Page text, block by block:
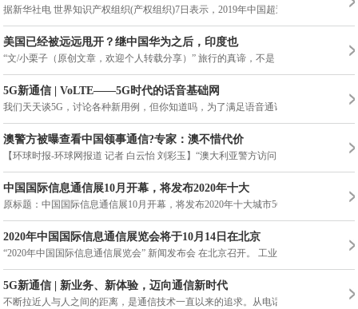
据新华社电 世界知识产权组织(产权组织)7日表示，2019年中国超过美
美国已经被远远甩开？继中国华为之后，印度也
“文/小栗子（原创文章，欢迎个人转载分享）” 旅行的真谛，不是
5G新通信 | VoLTE——5G时代的话音基础网
我们天天谈5G，讨论各种新用例，但你知道吗，为了满足语音通话这
澳警方被曝查看中国领事通信?专家：澳不惜代价
【环球时报-环球网报道 记者 白云怡 刘彩玉】“澳大利亚警方访问了
中国国际信息通信展10月开幕，将发布2020年十大
原标题：中国国际信息通信展10月开幕，将发布2020年十大城市5G网速
2020年中国国际信息通信展览会将于10月14日在北京
“2020年中国国际信息通信展览会” 新闻发布会 在北京召开。 工业
5G新通信 | 新业务、新体验，迈向通信新时代
不断拉近人与人之间的距离，是通信技术一直以来的追求。从电话发